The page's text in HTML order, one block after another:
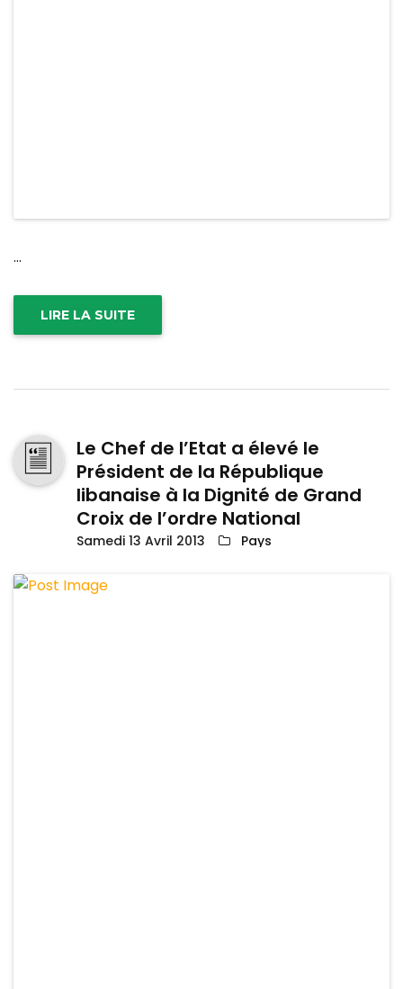
...
LIRE LA SUITE
Le Chef de l’Etat a élevé le
Président de la République
libanaise à la Dignité de Grand
Croix de l’ordre National
Samedi 13 Avril 2013 Pays